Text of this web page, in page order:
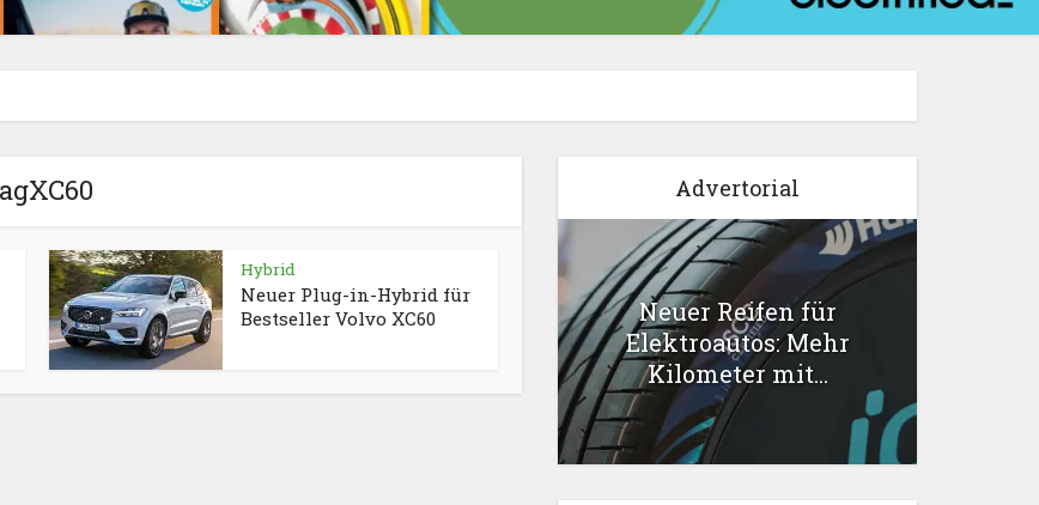
Hybrid
Neuer Plug-in-Hybrid für
Bestseller Volvo XC60
Advertorial
Neuer Reifen für
Elektroautos: Mehr
Kilometer mit...